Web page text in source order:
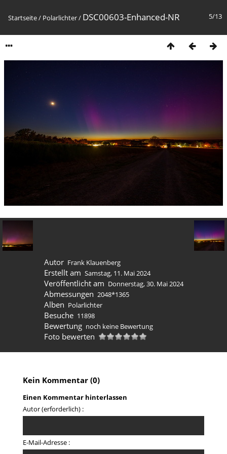
5/13
Startseite/ Polarlichter/ DSC00603-Enhanced-NR
Autor Frank Klauenberg
Erstellt am Samstag, 11. Mai 2024
Veröffentlicht am Donnerstag, 30. Mai 2024
Abmessungen 2048*1365
Alben Polarlichter
Besuche 11898
Bewertung noch keine Bewertung
Foto bewerten
Kein Kommentar (0)
Einen Kommentar hinterlassen
Autor (erforderlich) :
E-Mail-Adresse :